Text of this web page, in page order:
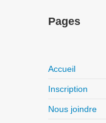
Pages
Accueil
Inscription
Nous joindre